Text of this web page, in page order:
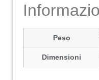
Peso
Dimensioni